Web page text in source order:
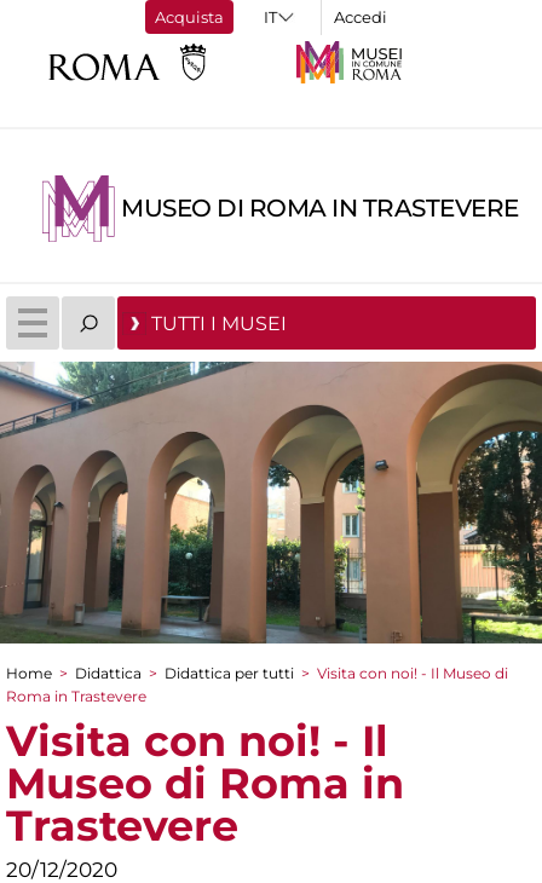
Acquista Accedi
MUSEO DI ROMA IN TRASTEVERE
TUTTI I MUSEI
Tu sei qui
Home > Didattica > Didattica per tutti > Visita con noi! - Il Museo di
Roma in Trastevere
Visita con noi! - Il
Museo di Roma in
Trastevere
20/12/2020